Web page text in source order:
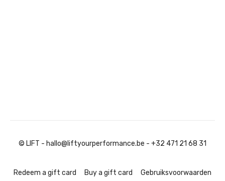
© LIFT - hallo@liftyourperformance.be - +32 471 21 68 31
Redeem a gift card Buy a gift card
Gebruiksvoorwaarden